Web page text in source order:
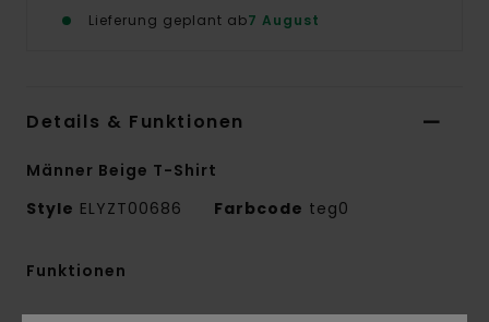
Lieferung geplant ab7 August
Details & Funktionen
Männer Beige T-Shirt
Style ELYZT00686 Farbcode teg0
Funktionen